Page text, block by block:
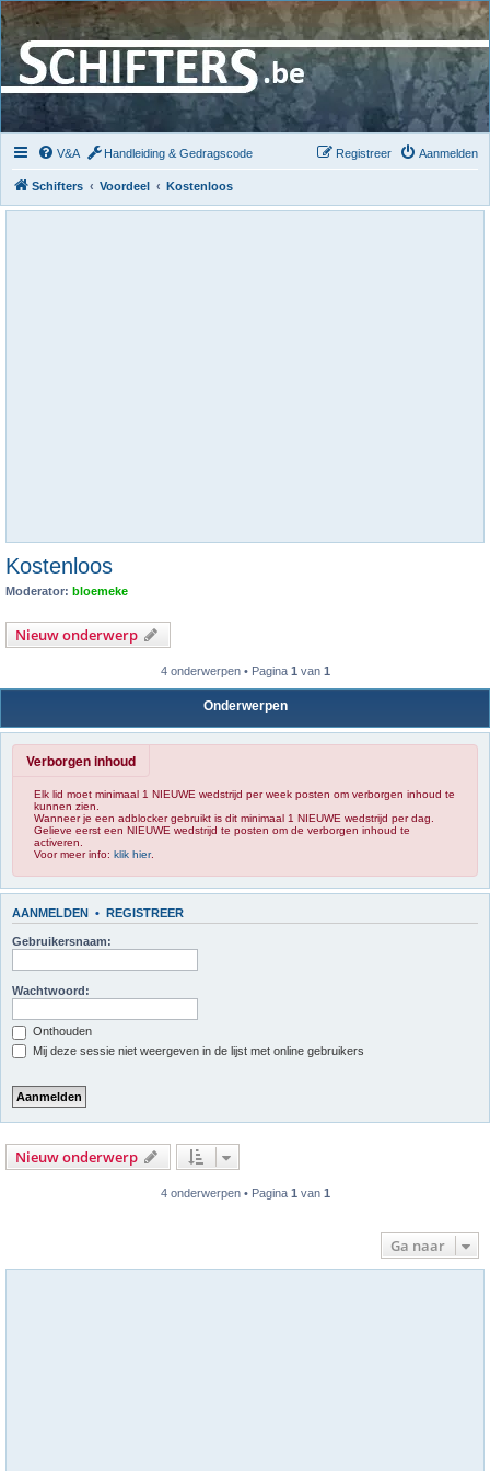
V&A Handleiding & Gedragscode Aanmelden
Registreer
Schifters Voordeel Kostenloos
Kostenloos
Moderator: bloemeke
Nieuw onderwerp
4 onderwerpen • Pagina 1 van 1
Onderwerpen
Verborgen inhoud
Elk lid moet minimaal 1 NIEUWE wedstrijd per week posten om verborgen inhoud te
kunnen zien.
Wanneer je een adblocker gebruikt is dit minimaal 1 NIEUWE wedstrijd per dag.
Gelieve eerst een NIEUWE wedstrijd te posten om de verborgen inhoud te
activeren.
Voor meer info: klik hier.
AANMELDEN • REGISTREER
Gebruikersnaam:
Wachtwoord:
Onthouden
Mij deze sessie niet weergeven in de lijst met online gebruikers
Nieuw onderwerp
4 onderwerpen • Pagina 1 van 1
Ga naar